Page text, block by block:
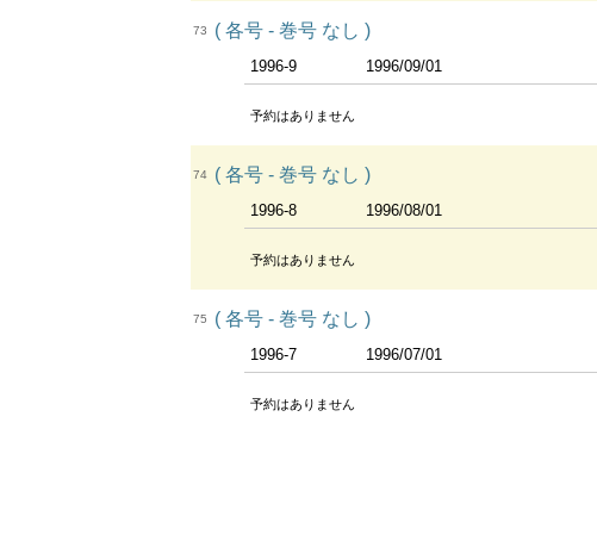
73 ( 各号 - 巻号 なし )
1996-9 1996/09/01
予約はありません
74 ( 各号 - 巻号 なし )
1996-8 1996/08/01
予約はありません
75 ( 各号 - 巻号 なし )
1996-7 1996/07/01
予約はありません